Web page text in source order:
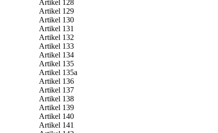
Artikel 128
Artikel 129
Artikel 130
Artikel 131
Artikel 132
Artikel 133
Artikel 134
Artikel 135
Artikel 135a
Artikel 136
Artikel 137
Artikel 138
Artikel 139
Artikel 140
Artikel 141